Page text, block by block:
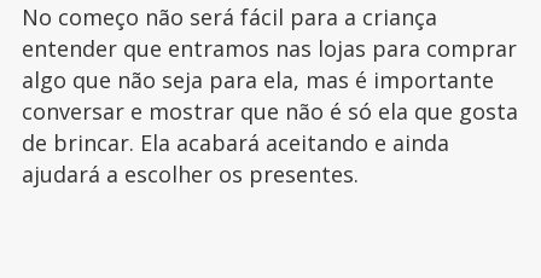
No começo não será fácil para a criança
entender que entramos nas lojas para comprar
algo que não seja para ela, mas é importante
conversar e mostrar que não é só ela que gosta
de brincar. Ela acabará aceitando e ainda
ajudará a escolher os presentes.